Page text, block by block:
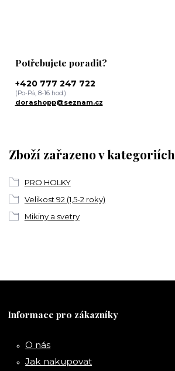
Zboží zařazeno v kategoriích
PRO HOLKY
Velikost 92 (1,5-2 roky)
Mikiny a svetry
Potřebujete poradit?
+420 777 247 722
(Po-Pá, 8-16 hod.)
dorashopp@seznam.cz
Informace pro zákazníky
O nás
Jak nakupovat